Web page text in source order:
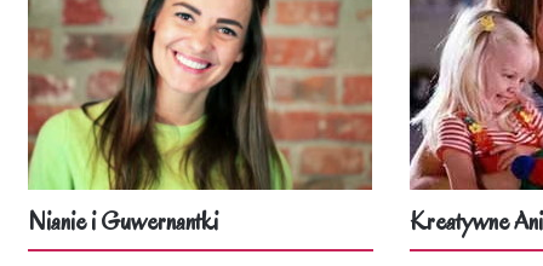
Nianie i Guwernantki Kreatywne